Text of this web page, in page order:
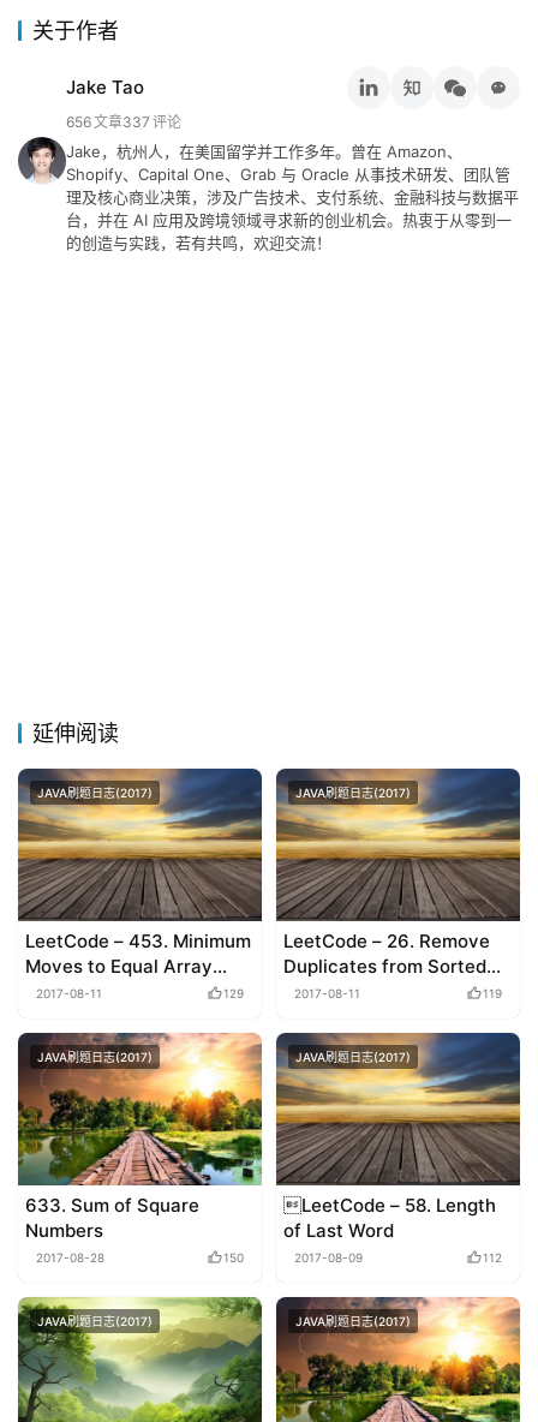
留
言
关于作者
Jake Tao
656文章337 评论
Jake，杭州人，在美国留学并工作多年。曾在 Amazon、
Shopify、Capital One、Grab 与 Oracle 从事技术研发、团队管
理及核心商业决策，涉及广告技术、支付系统、金融科技与数据平
台，并在 AI 应用及跨境领域寻求新的创业机会。热衷于从零到一
的创造与实践，若有共鸣，欢迎交流！
延伸阅读
JAVA刷题日志(2017)
LeetCode – 453. Minimum
Moves to Equal Array
Elements
2017-08-11 129
JAVA刷题日志(2017)
LeetCode – 26. Remove
Duplicates from Sorted
Array
2017-08-11 119
JAVA刷题日志(2017)
633. Sum of Square
Numbers
2017-08-28 150
JAVA刷题日志(2017)
LeetCode – 58. Length
of Last Word
2017-08-09 112
JAVA刷题日志(2017) JAVA刷题日志(2017)